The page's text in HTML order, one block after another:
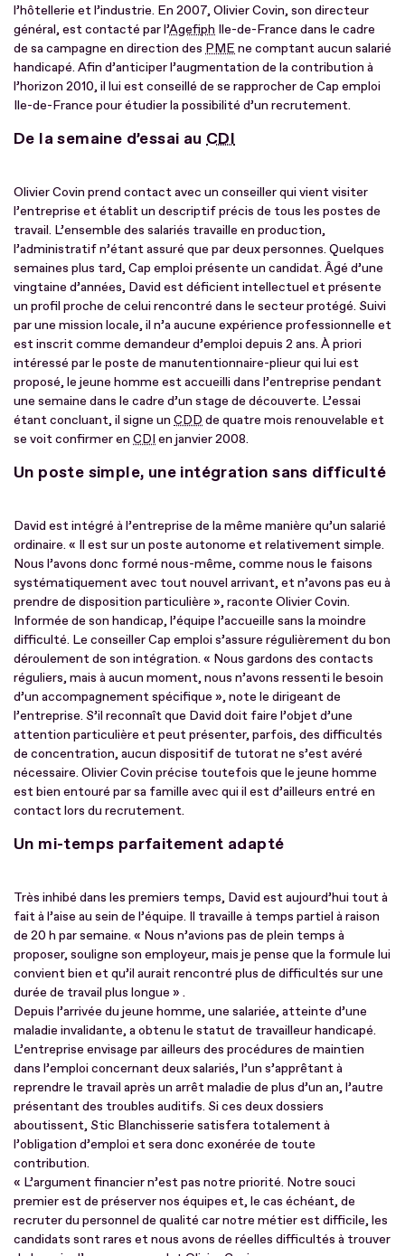
l’hôtellerie et l’industrie. En 2007, Olivier Covin, son directeur
général, est contacté par l’Agefiph Ile-de-France dans le cadre
de sa campagne en direction des PME ne comptant aucun salarié
handicapé. Afin d’anticiper l’augmentation de la contribution à
l’horizon 2010, il lui est conseillé de se rapprocher de Cap emploi
Ile-de-France pour étudier la possibilité d’un recrutement.
De la semaine d’essai au CDI
Olivier Covin prend contact avec un conseiller qui vient visiter
l’entreprise et établit un descriptif précis de tous les postes de
travail. L’ensemble des salariés travaille en production,
l’administratif n’étant assuré que par deux personnes. Quelques
semaines plus tard, Cap emploi présente un candidat. Âgé d’une
vingtaine d’années, David est déficient intellectuel et présente
un profil proche de celui rencontré dans le secteur protégé. Suivi
par une mission locale, il n’a aucune expérience professionnelle et
est inscrit comme demandeur d’emploi depuis 2 ans. À priori
intéressé par le poste de manutentionnaire-plieur qui lui est
proposé, le jeune homme est accueilli dans l’entreprise pendant
une semaine dans le cadre d’un stage de découverte. L’essai
étant concluant, il signe un CDD de quatre mois renouvelable et
se voit confirmer en CDI en janvier 2008.
Un poste simple, une intégration sans difficulté
David est intégré à l’entreprise de la même manière qu’un salarié
ordinaire. « Il est sur un poste autonome et relativement simple.
Nous l’avons donc formé nous-même, comme nous le faisons
systématiquement avec tout nouvel arrivant, et n’avons pas eu à
prendre de disposition particulière », raconte Olivier Covin.
Informée de son handicap, l’équipe l’accueille sans la moindre
difficulté. Le conseiller Cap emploi s’assure régulièrement du bon
déroulement de son intégration. « Nous gardons des contacts
réguliers, mais à aucun moment, nous n’avons ressenti le besoin
d’un accompagnement spécifique », note le dirigeant de
l’entreprise. S’il reconnaît que David doit faire l’objet d’une
attention particulière et peut présenter, parfois, des difficultés
de concentration, aucun dispositif de tutorat ne s’est avéré
nécessaire. Olivier Covin précise toutefois que le jeune homme
est bien entouré par sa famille avec qui il est d’ailleurs entré en
contact lors du recrutement.
Un mi-temps parfaitement adapté
Très inhibé dans les premiers temps, David est aujourd’hui tout à
fait à l’aise au sein de l’équipe. Il travaille à temps partiel à raison
de 20 h par semaine. « Nous n’avions pas de plein temps à
proposer, souligne son employeur, mais je pense que la formule lui
convient bien et qu’il aurait rencontré plus de difficultés sur une
durée de travail plus longue » .
Depuis l’arrivée du jeune homme, une salariée, atteinte d’une
maladie invalidante, a obtenu le statut de travailleur handicapé.
L’entreprise envisage par ailleurs des procédures de maintien
dans l’emploi concernant deux salariés, l’un s’apprêtant à
reprendre le travail après un arrêt maladie de plus d’un an, l’autre
présentant des troubles auditifs. Si ces deux dossiers
aboutissent, Stic Blanchisserie satisfera totalement à
l’obligation d’emploi et sera donc exonérée de toute
contribution.
« L’argument financier n’est pas notre priorité. Notre souci
premier est de préserver nos équipes et, le cas échéant, de
recruter du personnel de qualité car notre métier est difficile, les
candidats sont rares et nous avons de réelles difficultés à trouver